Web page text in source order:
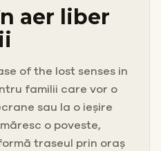
aer liber
of the lost senses in
familii care vor o
sau la o ieșire
o poveste,
traseul prin oraș